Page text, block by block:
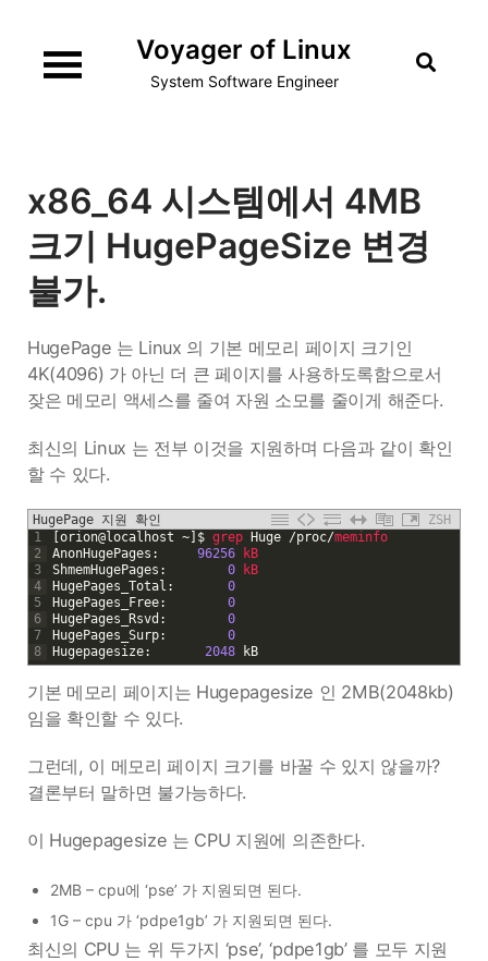
content
Voyager of Linux
System Software Engineer
x86_64 시스템에서 4MB
크기 HugePageSize 변경
불가.
HugePage 는 Linux 의 기본 메모리 페이지 크기인
4K(4096) 가 아닌 더 큰 페이지를 사용하도록함으로서
잦은 메모리 액세스를 줄여 자원 소모를 줄이게 해준다.
최신의 Linux 는 전부 이것을 지원하며 다음과 같이 확인
할 수 있다.
HugePage 지원 확인
ZSH
1
2
3
4
5
6
7
8
orion@localhost ~ $ grep Huge /proc/meminfo
AnonHugePages : 96256
kB
ShmemHugePages : 0
kB
HugePages_Total :
0
HugePages_Free:
0
HugePages_Rsvd :
0
HugePages_Surp:
0
Hugepagesize: 2048 kB
기본 메모리 페이지는 Hugepagesize 인 2MB(2048kb)
임을 확인할 수 있다.
그런데, 이 메모리 페이지 크기를 바꿀 수 있지 않을까?
결론부터 말하면 불가능하다.
이 Hugepagesize 는 CPU 지원에 의존한다.
2MB – cpu에 ‘pse’ 가 지원되면 된다.
1G – cpu 가 ‘pdpe1gb’ 가 지원되면 된다.
최신의 CPU 는 위 두가지 ‘pse’, ‘pdpe1gb’ 를 모두 지원